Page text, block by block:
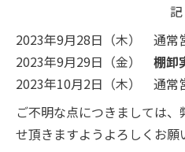
記
2023年9月28日（木） 通常
2023年9月29日（金） 棚卸
2023年10月2日（木） 通常
ご不明な点につきましては
せ頂きますようよろしくお願